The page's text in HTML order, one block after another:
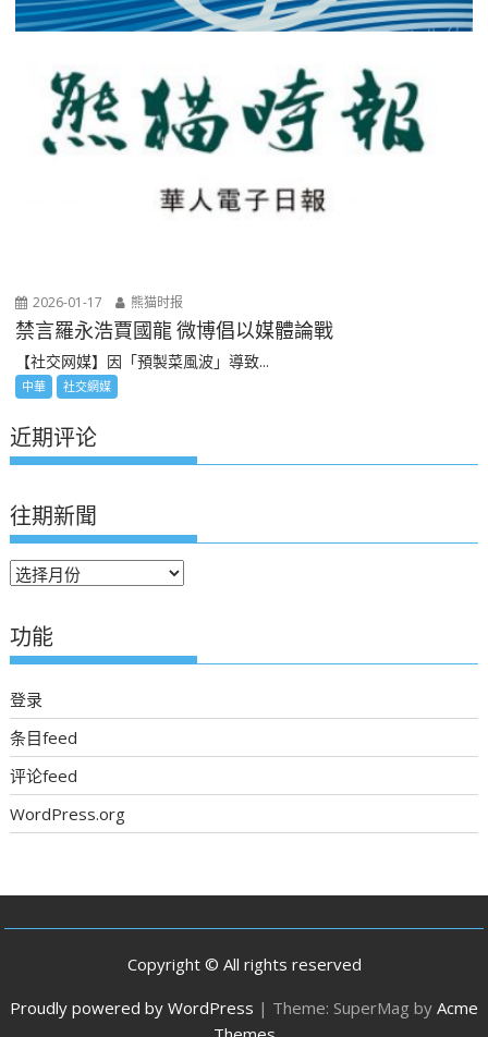
2026-01-17 熊猫时报
禁言羅永浩賈國龍 微博倡以媒體論戰
【社交网媒】因「預製菜風波」導致...
中華 社交網媒
近期评论
往期新聞
往
新
聞
功能
登录
条目feed
评论feed
WordPress.org
Copyright © All rights reserved
Proudly powered by WordPress | Theme: SuperMag by Acme